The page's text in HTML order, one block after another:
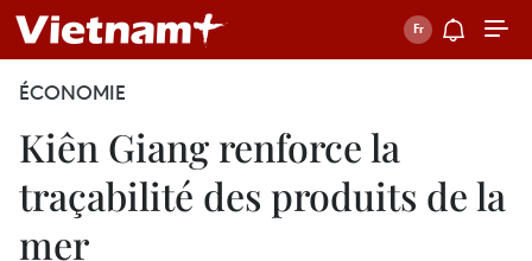
ÉCONOMIE
Kiên Giang renforce la
traçabilité des produits de la
mer